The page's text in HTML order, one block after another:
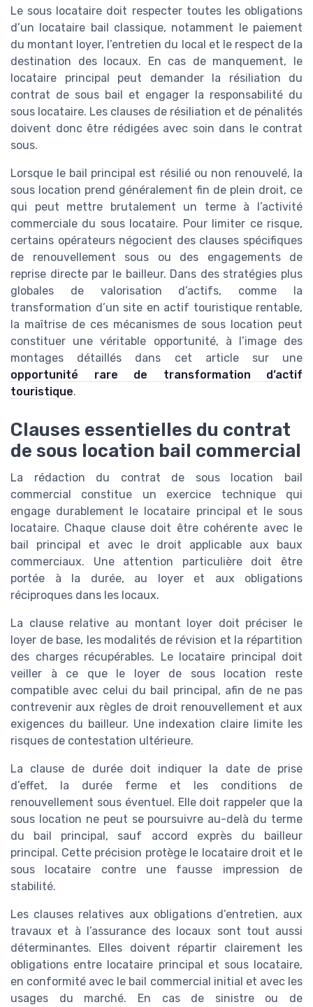
Le sous locataire doit respecter toutes les obligations
d’un locataire bail classique, notamment le paiement
du montant loyer, l’entretien du local et le respect de la
destination des locaux. En cas de manquement, le
locataire principal peut demander la résiliation du
contrat de sous bail et engager la responsabilité du
sous locataire. Les clauses de résiliation et de pénalités
doivent donc être rédigées avec soin dans le contrat
sous.
Lorsque le bail principal est résilié ou non renouvelé, la
sous location prend généralement fin de plein droit, ce
qui peut mettre brutalement un terme à l’activité
commerciale du sous locataire. Pour limiter ce risque,
certains opérateurs négocient des clauses spécifiques
de renouvellement sous ou des engagements de
reprise directe par le bailleur. Dans des stratégies plus
globales de valorisation d’actifs, comme la
transformation d’un site en actif touristique rentable,
la maîtrise de ces mécanismes de sous location peut
constituer une véritable opportunité, à l’image des
montages détaillés dans cet article sur une
opportunité rare de transformation d’actif
touristique.
Clauses essentielles du contrat
de sous location bail commercial
La rédaction du contrat de sous location bail
commercial constitue un exercice technique qui
engage durablement le locataire principal et le sous
locataire. Chaque clause doit être cohérente avec le
bail principal et avec le droit applicable aux baux
commerciaux. Une attention particulière doit être
portée à la durée, au loyer et aux obligations
réciproques dans les locaux.
La clause relative au montant loyer doit préciser le
loyer de base, les modalités de révision et la répartition
des charges récupérables. Le locataire principal doit
veiller à ce que le loyer de sous location reste
compatible avec celui du bail principal, afin de ne pas
contrevenir aux règles de droit renouvellement et aux
exigences du bailleur. Une indexation claire limite les
risques de contestation ultérieure.
La clause de durée doit indiquer la date de prise
d’effet, la durée ferme et les conditions de
renouvellement sous éventuel. Elle doit rappeler que la
sous location ne peut se poursuivre au-delà du terme
du bail principal, sauf accord exprès du bailleur
principal. Cette précision protège le locataire droit et le
sous locataire contre une fausse impression de
stabilité.
Les clauses relatives aux obligations d’entretien, aux
travaux et à l’assurance des locaux sont tout aussi
déterminantes. Elles doivent répartir clairement les
obligations entre locataire principal et sous locataire,
en conformité avec le bail commercial initial et avec les
usages du marché. En cas de sinistre ou de